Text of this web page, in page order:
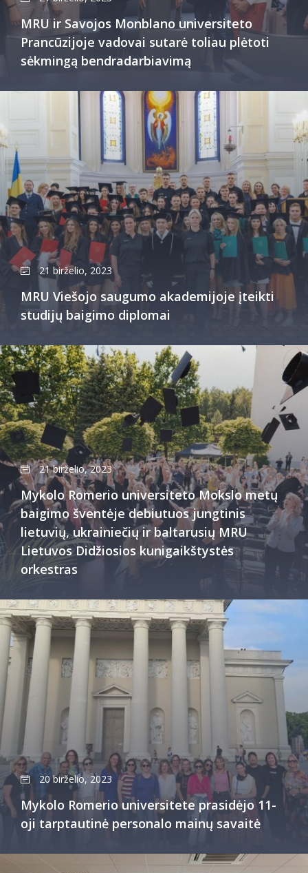
MRU ir Savojos Monblano universiteto
Prancūzijoje vadovai sutarė toliau plėtoti
sėkmingą bendradarbiavimą
21 birželio, 2023
MRU Viešojo saugumo akademijoje įteikti
studijų baigimo diplomai
21 birželio, 2023
Mykolo Romerio universiteto Mokslo metų
baigimo šventėje debiutuos jungtinis
lietuvių, ukrainiečių ir baltarusių MRU
Lietuvos Didžiosios kunigaikštystės
orkestras
20 birželio, 2023
Mykolo Romerio universitete prasidėjo 11-
oji tarptautinė personalo mainų savaitė